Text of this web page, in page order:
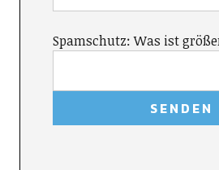
Spamschutz: Was ist